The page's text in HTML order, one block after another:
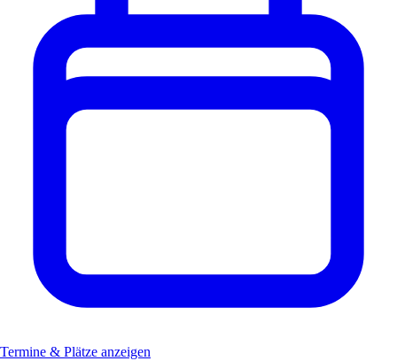
Termine & Plätze anzeigen